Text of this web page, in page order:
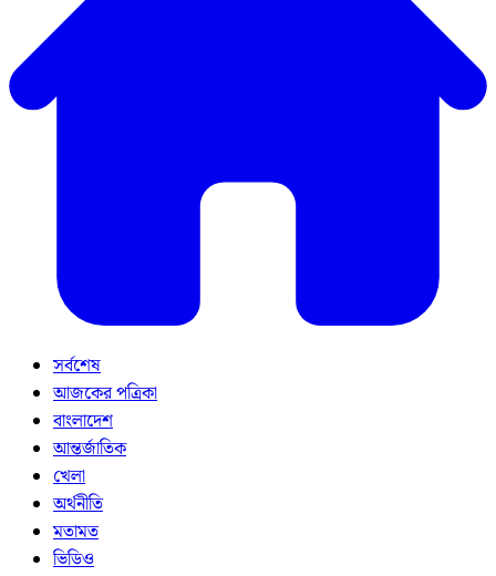
সর্বশেষ
আজকের পত্রিকা
বাংলাদেশ
আন্তর্জাতিক
খেলা
অর্থনীতি
মতামত
ভিডিও